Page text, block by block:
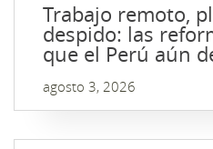
Trabajo remoto,
despido: las
que el Perú aún
agosto 3, 2026